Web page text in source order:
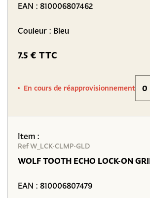
EAN : 810006807462
Couleur : Bleu
7.5 € TTC
En cours de réapprovisionnement
Item :
Ref W_LCK-CLMP-GLD
WOLF TOOTH ECHO LOCK-ON
EAN : 810006807479